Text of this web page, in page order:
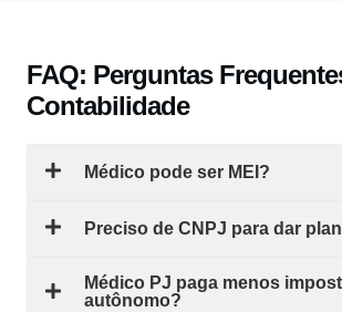
FAQ: Perguntas
Contabilidade
Médico pode ser MEI?
Preciso de CNPJ para dar
Médico PJ paga menos
autônomo?